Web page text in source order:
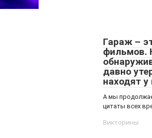
Гараж –
фильмов.
давно
находят у
А мы
цитаты всех
Викторины